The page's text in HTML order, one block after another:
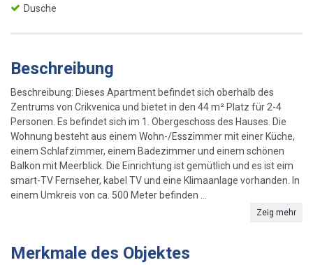
Dusche
Beschreibung
Beschreibung: Dieses Apartment befindet sich oberhalb des
Zentrums von Crikvenica und bietet in den 44 m² Platz für 2-4
Personen. Es befindet sich im 1. Obergeschoss des Hauses. Die
Wohnung besteht aus einem Wohn-/Esszimmer mit einer Küche,
einem Schlafzimmer, einem Badezimmer und einem schönen
Balkon mit Meerblick. Die Einrichtung ist gemütlich und es ist eim
smart-TV Fernseher, kabel TV und eine Klimaanlage vorhanden. In
einem Umkreis von ca. 500 Meter befinden ...
Zeig mehr
Merkmale des Objektes